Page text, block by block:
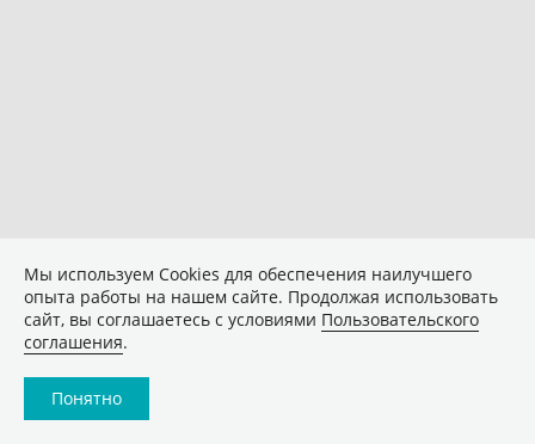
Мы используем Сookies для обеспечения наилучшего
опыта работы на нашем сайте. Продолжая использовать
сайт, вы соглашаетесь с условиями Пользовательского
соглашения.
Понятно